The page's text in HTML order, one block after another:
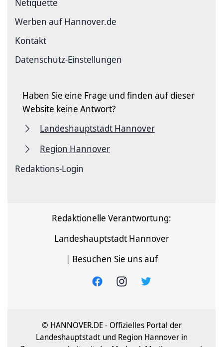
Netiquette
Werben auf Hannover.de
Kontakt
Datenschutz-Einstellungen
Haben Sie eine Frage und finden auf dieser
Website keine Antwort?
Landeshauptstadt Hannover
Region Hannover
Redaktions-Login
Redaktionelle Verantwortung:
Landeshauptstadt Hannover
| Besuchen Sie uns auf
© HANNOVER.DE - Offizielles Portal der
Landeshauptstadt und Region Hannover in